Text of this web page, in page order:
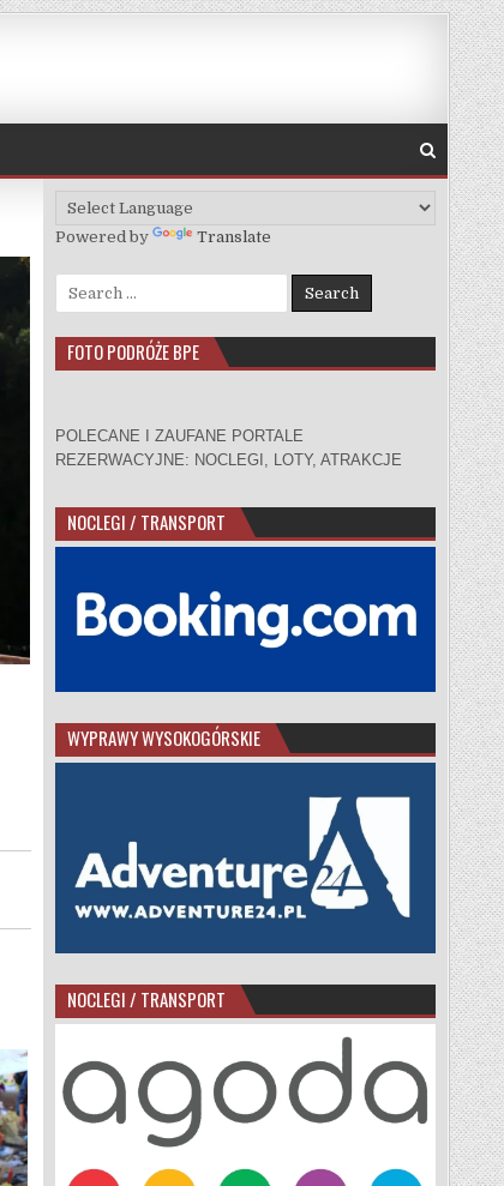
Powered by Translate
Search for:
FOTO PODRÓŻE BPE
POLECANE I ZAUFANE PORTALE
REZERWACYJNE: NOCLEGI, LOTY, ATRAKCJE
NOCLEGI / TRANSPORT
WYPRAWY WYSOKOGÓRSKIE
NOCLEGI / TRANSPORT